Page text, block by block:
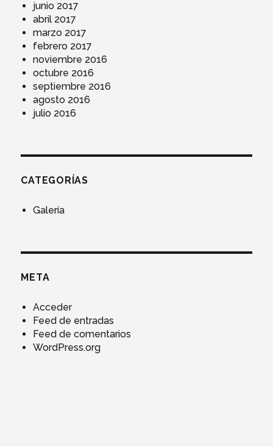
junio 2017
abril 2017
marzo 2017
febrero 2017
noviembre 2016
octubre 2016
septiembre 2016
agosto 2016
julio 2016
CATEGORÍAS
Galería
META
Acceder
Feed de entradas
Feed de comentarios
WordPress.org